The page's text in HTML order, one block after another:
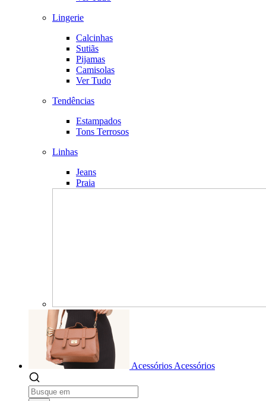
Lingerie
Calcinhas
Sutiãs
Pijamas
Camisolas
Ver Tudo
Tendências
Estampados
Tons Terrosos
Linhas
Jeans
Praia
Acessórios Acessórios